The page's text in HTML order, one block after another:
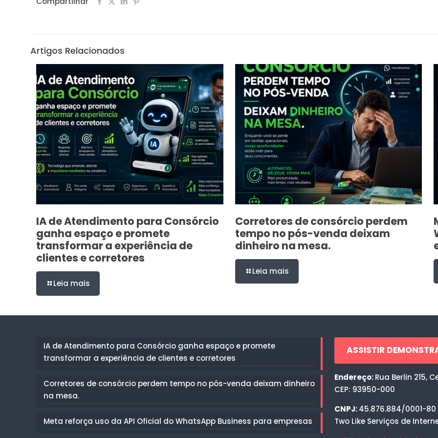
Artigos Relacionados
IA de Atendimento para Consórcio
ganha espaço e promete
transformar a experiência de
clientes e corretores
Leia mais
Corretores de consórcio perdem
tempo no pós-venda deixam
dinheiro na mesa.
Leia mais
IA de Atendimento para Consórcio ganha espaço e promete
transformar a experiência de clientes e corretores
Corretores de consórcio perdem tempo no pós-venda deixam dinheiro
na mesa.
Meta reforça uso da API Oficial do WhatsApp Business para empresas
ASSISTIR
Endereço:Rua Berlin 215,
CEP: 93950-000
CNPJ:45.876.884/0001-80
Two Like Serviços de